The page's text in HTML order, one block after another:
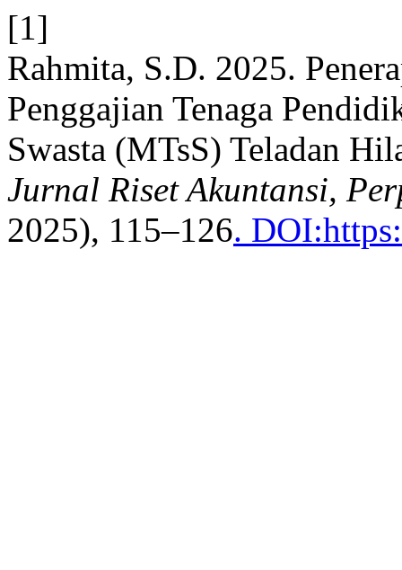
[1]
Rahmita, S.D. 2025.
Penggajian Tenaga
Swasta (MTsS) Teladan
Jurnal Riset Akuntansi,
2025), 115–126.